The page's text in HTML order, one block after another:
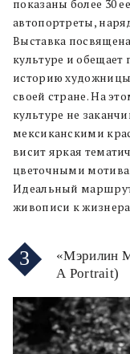
показаны более 30
автопортреты,
Выставка
культуре и обещает
историю
своей стране. На
культуре не
мексиканскими
висит яркая
цветочными
Идеальный
живописи к
3
«Мэрилин
A Portrait)